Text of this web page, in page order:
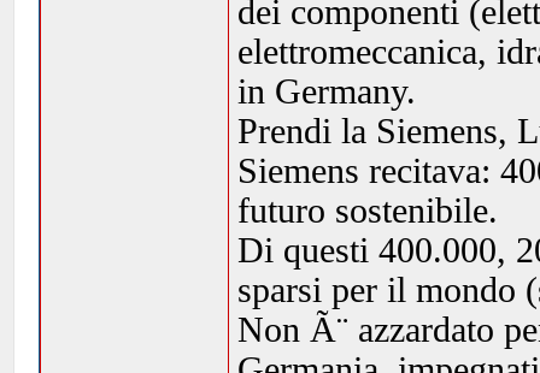
dei componenti
elettromeccanica,
in Germany.
Prendi la Siemens,
Siemens recitava:
futuro sostenibile.
Di questi 400.000,
sparsi per il mondo
Non Ã¨ azzardato